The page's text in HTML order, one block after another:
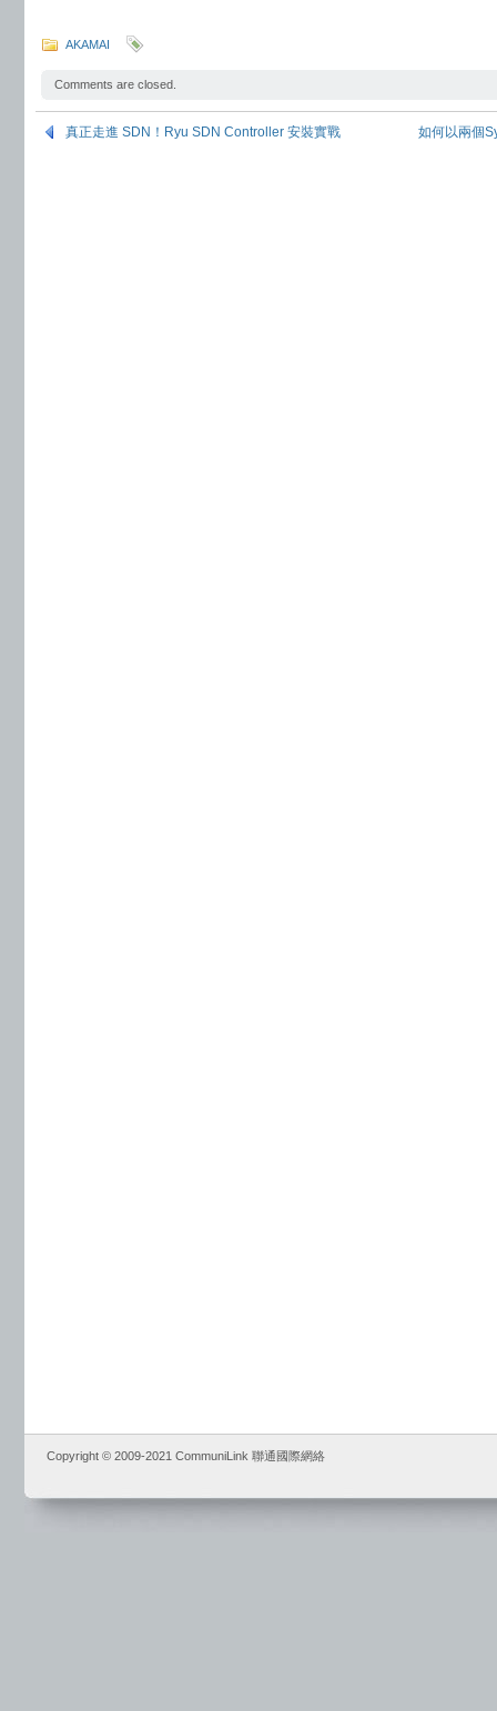
AKAMAI
Comments are closed.
真正走進 SDN！Ryu SDN Controller 安裝實戰 如何以兩個
Copyright © 2009-2021 CommuniLink 聯通國際網絡